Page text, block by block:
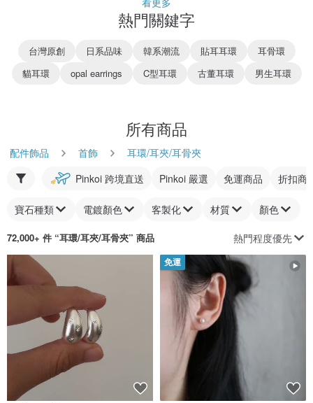
熱門關鍵字
台灣原創 日系品味 韓系潮流 貼耳耳環
耳骨環
貓耳環
opal earrings C型耳環 古董耳環 男生耳環
所有商品
配件飾品 首飾
耳環/耳夾/耳骨夾
Pinkoi 跨境直送
Pinkoi 嚴選 免運商品 折扣商
寶石種類 電鍍顏色 客製化 材質 顏色
72,000+ 件 “耳環/耳夾/耳骨夾” 商品 熱門程度優先
免運